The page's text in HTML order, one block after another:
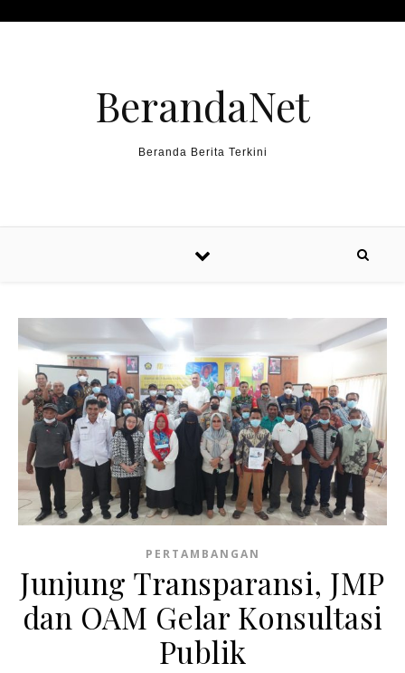
BerandaNet
Beranda Berita Terkini
PERTAMBANGAN
Junjung Transparansi, JMP
dan OAM Gelar Konsultasi
Publik